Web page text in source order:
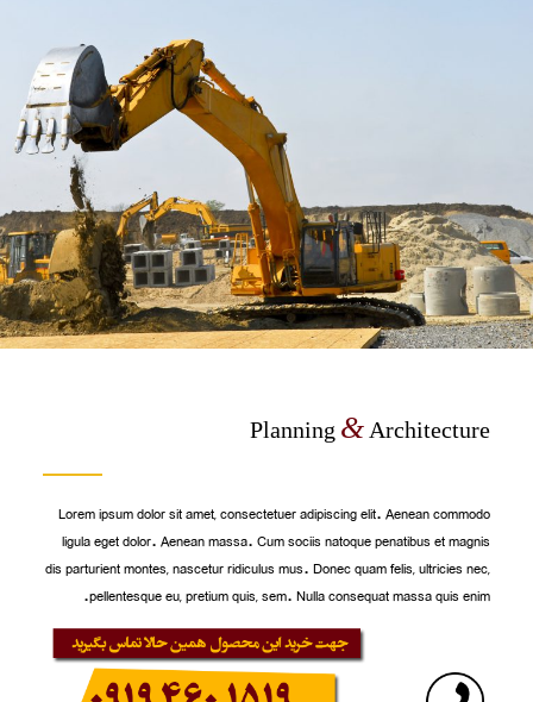
Planning & Architecture
Lorem ipsum dolor sit amet, consectetuer adipiscing elit. Aenean commodo
ligula eget dolor. Aenean massa. Cum sociis natoque penatibus et magnis
dis parturient montes, nascetur ridiculus mus. Donec quam felis, ultricies nec,
pellentesque eu, pretium quis, sem. Nulla consequat massa quis enim.